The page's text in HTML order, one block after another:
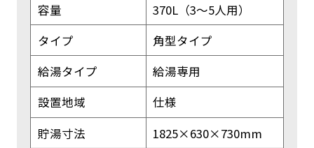
容量
370L（3～5人用）
タイプ
角型タイプ
給湯タイプ
給湯専用
設置地域
仕様
貯湯寸法
1825×630×730mm